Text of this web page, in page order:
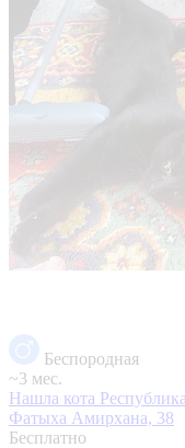
Беспородная
~3 мес.
Нашла кота
Фатыха Амирхана, 38
Бесплатно